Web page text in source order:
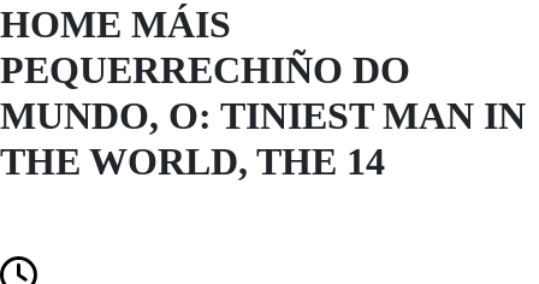
HOME MÁIS
PEQUERRECHIÑO DO
MUNDO, O: TINIEST MAN IN
THE WORLD, THE 14